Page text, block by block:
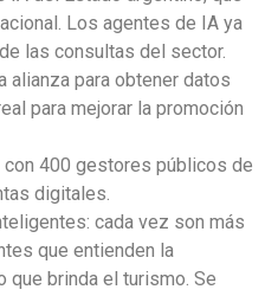
Los agentes de IA ya
las consultas del sector.
alianza para obtener datos
para mejorar la promoción
con 400 gestores públicos de
digitales.
cada vez son más
que entienden la
que brinda el turismo. Se